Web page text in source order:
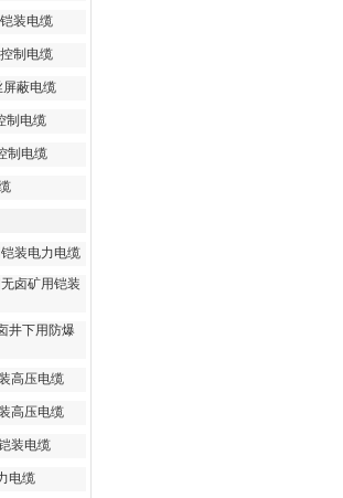
装电缆
制电缆
屏蔽电缆
制电缆
制电缆
装电力电缆
卤矿用铠装
井下用防爆
高压电缆
高压电缆
装电缆
电缆